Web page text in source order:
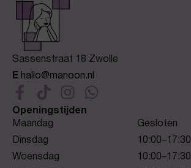
Sassenstraat 18 Zwolle
E hallo@manoon.nl
Openingstijden
Maandag
Gesloten
Dinsdag
10:00–17:30
Woensdag
10:00–17:30